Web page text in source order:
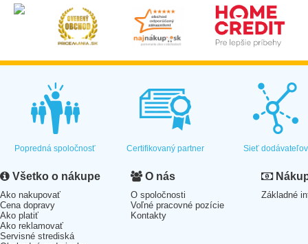
Popredná spoločnosť Certifikovaný partner Sieť dodávateľov
Všetko o nákupe
Ako nakupovať
Cena dopravy
Ako platiť
Ako reklamovať
Servisné strediská
O nás
O spoločnosti
Voľné pracovné pozície
Kontakty
Základné